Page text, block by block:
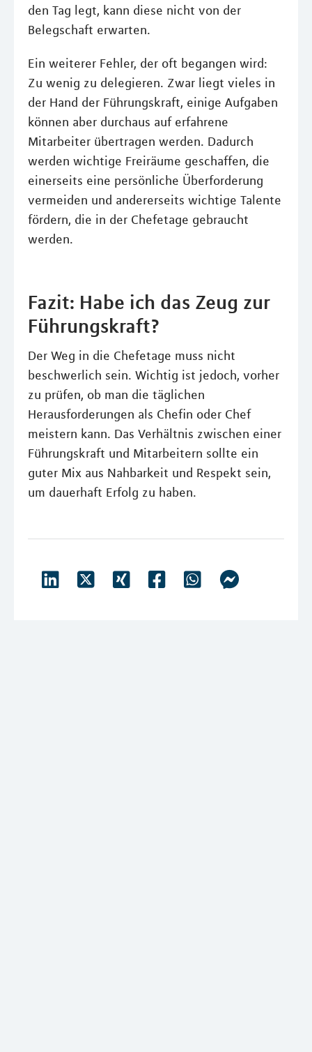
den Tag legt, kann diese nicht von der
Belegschaft erwarten.
Ein weiterer Fehler, der oft begangen wird:
Zu wenig zu delegieren. Zwar liegt vieles in
der Hand der Führungskraft, einige Aufgaben
können aber durchaus auf erfahrene
Mitarbeiter übertragen werden. Dadurch
werden wichtige Freiräume geschaffen, die
einerseits eine persönliche Überforderung
vermeiden und andererseits wichtige Talente
fördern, die in der Chefetage gebraucht
werden.
Fazit: Habe ich das Zeug zur
Führungskraft?
Der Weg in die Chefetage muss nicht
beschwerlich sein. Wichtig ist jedoch, vorher
zu prüfen, ob man die täglichen
Herausforderungen als Chefin oder Chef
meistern kann. Das Verhältnis zwischen einer
Führungskraft und Mitarbeitern sollte ein
guter Mix aus Nahbarkeit und Respekt sein,
um dauerhaft Erfolg zu haben.